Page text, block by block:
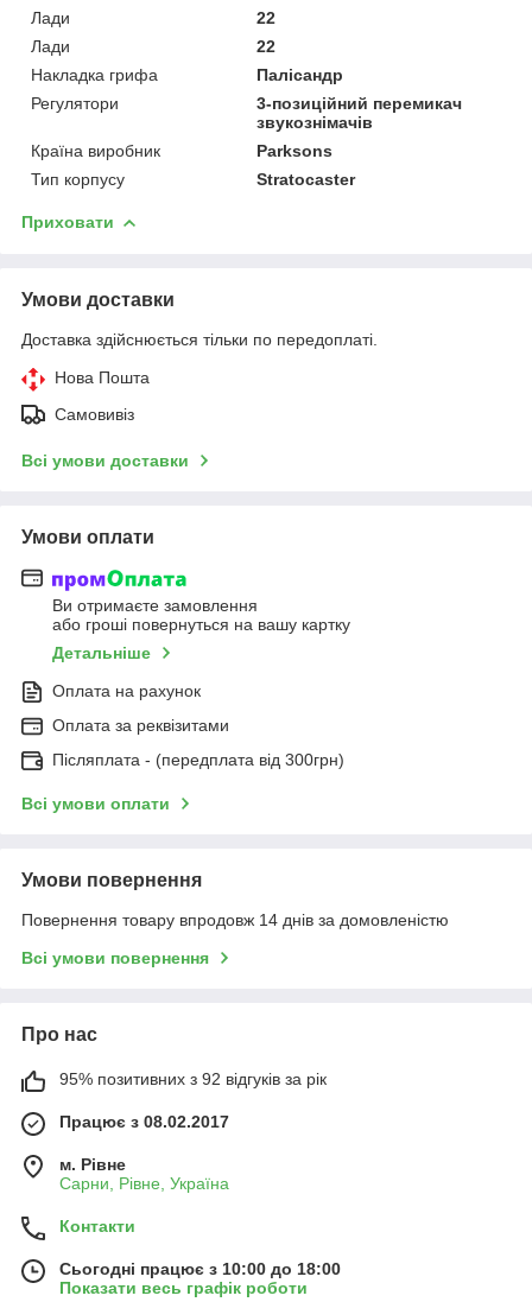
Лади
22
Лади
22
Накладка грифа
Палісандр
Регулятори
3-позиційний перемикач
звукознімачів
Країна виробник
Parksons
Тип корпусу
Stratocaster
Приховати
Умови доставки
Доставка здійснюється тільки по передоплаті.
Нова Пошта
Самовивіз
Всі умови доставки
Умови оплати
Ви отримаєте замовлення
або гроші повернуться на вашу картку
Детальніше
Оплата на рахунок
Оплата за реквізитами
Післяплата - (передплата від 300грн)
Всі умови оплати
Умови повернення
Повернення товару впродовж 14 днів за домовленістю
Всі умови повернення
Про нас
95% позитивних з 92 відгуків за рік
Працює з 08.02.2017
м. Рівне
Сарни, Рівне, Україна
Контакти
Сьогодні працює з 10:00 до 18:00
Показати весь графік роботи